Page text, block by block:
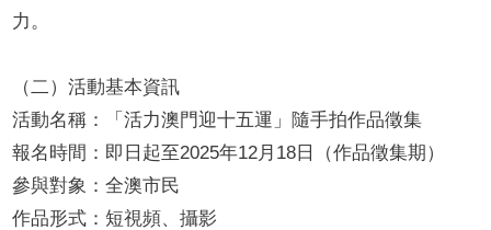
力。
（二）活動基本資訊
活動名稱：「活力澳門迎十五運」隨手拍作品徵集
報名時間：即日起至2025年12月18日（作品徵集期）
參與對象：全澳市民
作品形式：短視頻、攝影